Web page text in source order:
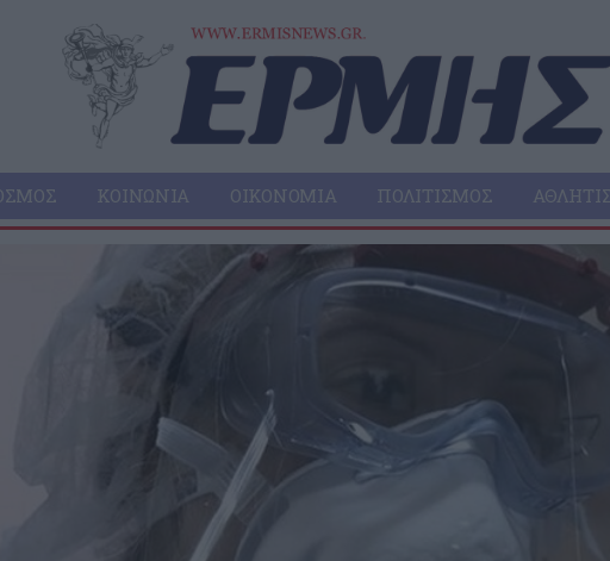
ΚΟΙΝΩΝΊΑ ΟΙΚΟΝΟΜΊΑ ΠΟΛΙΤΙΣΜΌΣ